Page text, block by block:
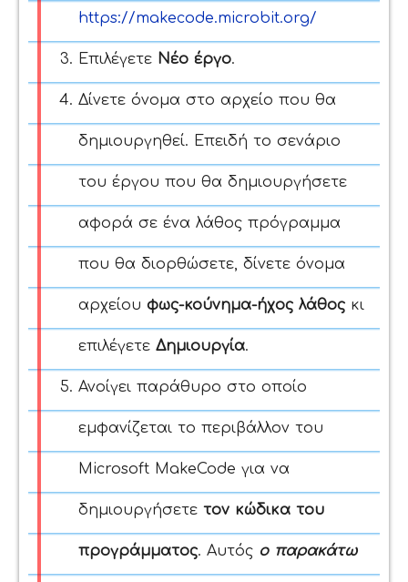
https://makecode.microbit.org/
Επιλέγετε Νέο έργο.
Δίνετε όνομα στο αρχείο που θα
δημιουργηθεί. Επειδή το σενάριο
του έργου που θα δημιουργήσετε
αφορά σε ένα λάθος πρόγραμμα
που θα διορθώσετε, δίνετε όνομα
αρχείου φως-κούνημα-ήχος λάθος κι
επιλέγετε Δημιουργία.
Ανοίγει παράθυρο στο οποίο
εμφανίζεται το περιβάλλον του
Microsoft MakeCode για να
δημιουργήσετε τον κώδικα του
προγράμματος. Αυτός ο παρακάτω